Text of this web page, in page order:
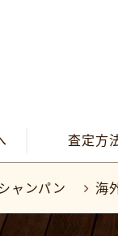
査定方
ャンパン 海